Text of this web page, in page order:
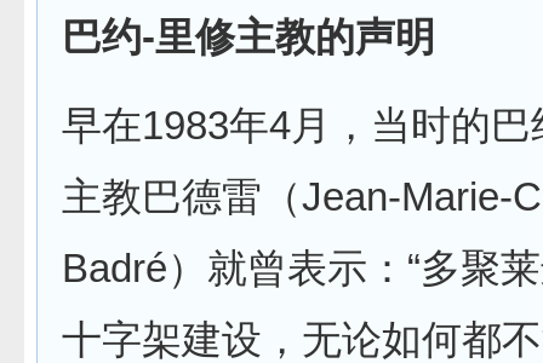
巴约-里修主教的声明
早在1983年4月，当时的
主教巴德雷（Jean-Marie-
Badré）就曾表示：“多聚
十字架建设，无论如何都